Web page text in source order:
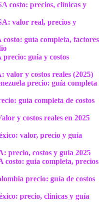
costo: precios, clínicas y
valor real, precios y
guía completa, factores
precio: guía y costos
valor y costos reales (2025)
precio: guía completa
guía completa de costos
y costos reales en 2025
valor, precio y guía
precio, costos y guía 2025
costo: guía completa, precios
precio: guía de costos
precio, clínicas y guía